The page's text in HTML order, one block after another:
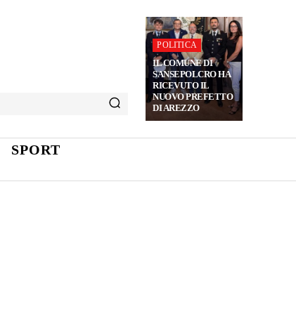
POLITICA
IL COMUNE DI
SANSEPOLCRO HA
RICEVUTO IL
NUOVO PREFETTO
DI AREZZO
SPORT